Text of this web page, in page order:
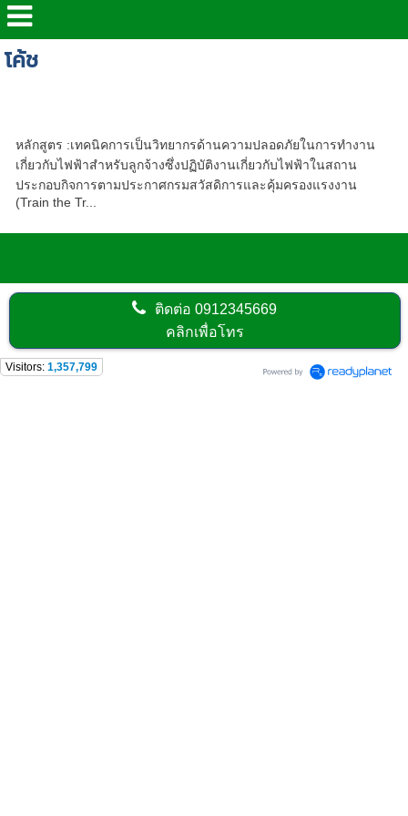
โค้ช
หลักสูตร :เทคนิคการเป็นวิทยากรด้านความปลอดภัยในการทำงาน
เกี่ยวกับไฟฟ้าสำหรับลูกจ้างซึ่งปฏิบัติงานเกี่ยวกับไฟฟ้าในสถาน
ประกอบกิจการตามประกาศกรมสวัสดิการและคุ้มครองแรงงาน
(Train the Tr...
ติดต่อ0912345669
คลิกเพื่อโทร
Visitors: 1,357,799